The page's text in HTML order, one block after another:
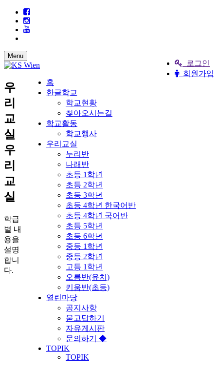
로그인
회원가입
Menu
홈
한글학교
학교현황
찾아오시는길
학교활동
학교행사
우리교실
누리반
나래반
초등 1학년
초등 2학년
초등 3학년
초등 4학년 한국어반
초등 4학년 국어반
초등 5학년
초등 6학년
중등 1학년
중등 2학년
고등 1학년
오름반(유치)
키움반(초등)
열린마당
공지사항
묻고답하기
자유게시판
문의하기 ◆
TOPIK
TOPIK
우
리
교
실
우
리
교
실
학급
별 내
용을
설명
합니
다.